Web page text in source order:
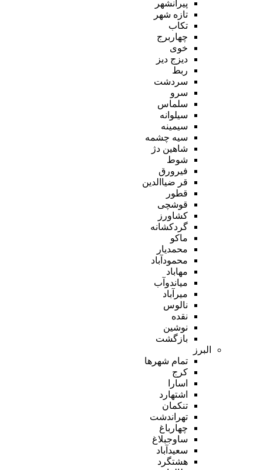
پیرانشهر
تازه شهر
تکاب
چهاربرج
خوی
دیزج دیز
ربط
سردشت
سرو
سلماس
سیلوانه
سیمینه
سیه چشمه
شاهین دژ
شوط
فیرورق
قر ضیاالدین
قطور
قوشچی
کشاورز
گردکشانه
ماکو
محمدیار
محمودآباد
مهاباد
میاندوآب
میرآباد
نالوس
نقده
نوشین
بازگشت
البرز
تمام شهر‌ها
کرج
اسارا
اشتهارد
تنکمان
تهراندشت
چهارباغ
ساوجبلاغ
سعیدآباد
هشتگرد